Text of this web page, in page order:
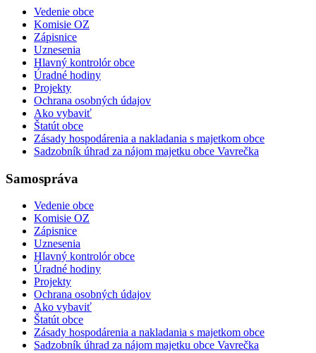
Vedenie obce
Komisie OZ
Zápisnice
Uznesenia
Hlavný kontrolór obce
Úradné hodiny
Projekty
Ochrana osobných údajov
Ako vybaviť
Štatút obce
Zásady hospodárenia a nakladania s majetkom obce
Sadzobník úhrad za nájom majetku obce Vavrečka
Samospráva
Vedenie obce
Komisie OZ
Zápisnice
Uznesenia
Hlavný kontrolór obce
Úradné hodiny
Projekty
Ochrana osobných údajov
Ako vybaviť
Štatút obce
Zásady hospodárenia a nakladania s majetkom obce
Sadzobník úhrad za nájom majetku obce Vavrečka